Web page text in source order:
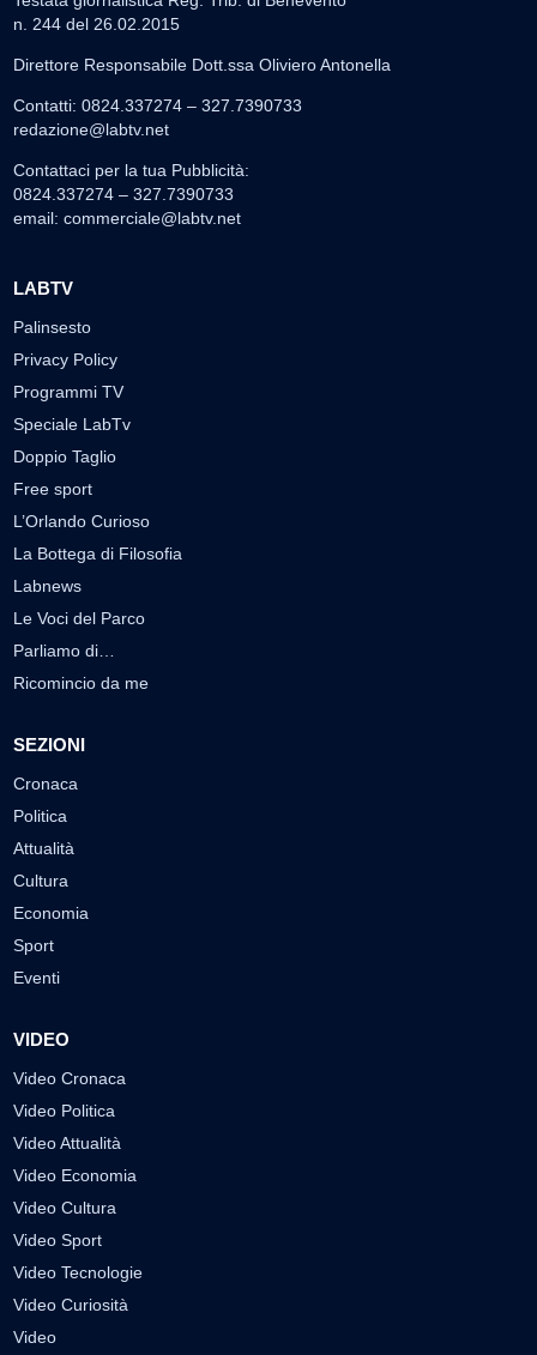
n. 244 del 26.02.2015
Direttore Responsabile Dott.ssa Oliviero Antonella
Contatti: 0824.337274 – 327.7390733
redazione@labtv.net
Contattaci per la tua Pubblicità:
0824.337274 – 327.7390733
email: commerciale@labtv.net
LABTV
Palinsesto
Privacy Policy
Programmi TV
Speciale LabTv
Doppio Taglio
Free sport
L’Orlando Curioso
La Bottega di Filosofia
Labnews
Le Voci del Parco
Parliamo di…
Ricomincio da me
SEZIONI
Cronaca
Politica
Attualità
Cultura
Economia
Sport
Eventi
VIDEO
Video Cronaca
Video Politica
Video Attualità
Video Economia
Video Cultura
Video Sport
Video Tecnologie
Video Curiosità
Video